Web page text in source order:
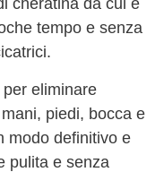
cheratina da cui è
tempo e senza
per eliminare
piedi, bocca e
modo definitivo e
pulita e senza